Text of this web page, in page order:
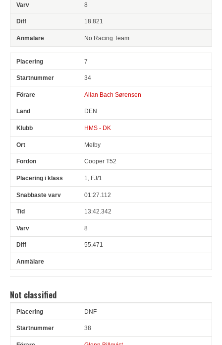
8
18.821
No Racing Team
7
34
Allan Bach Sørensen
DEN
HMS - DK
Melby
Cooper T52
1, FJ/1
01:27.112
13:42.342
8
55.471
Not classified
Pl Snr Land
DNF
38